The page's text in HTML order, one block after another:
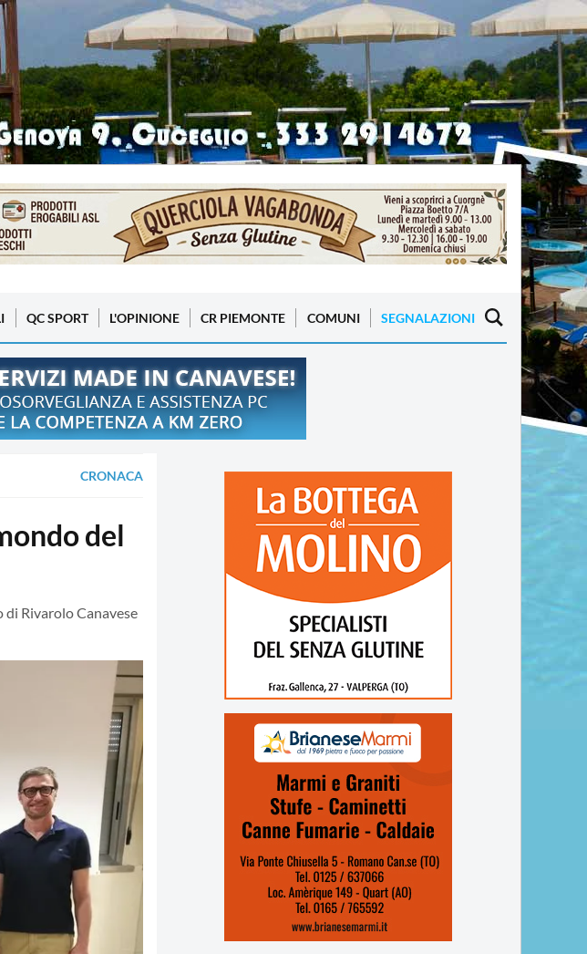
QC SPORT L'OPINIONE CR PIEMONTE COMUNI SEGNALAZIONI
CRONACA
del
Rivarolo Canavese